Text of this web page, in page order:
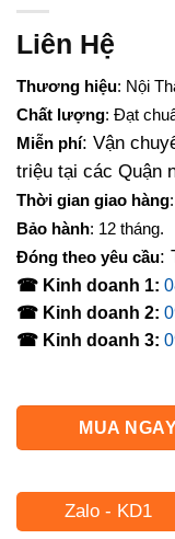
Liên Hệ
Thương hiệu: Nội
Chất lượng: Đạt
Miễn phí: Vận
triệu tại các Quận
Thời gian giao hàng
Bảo hành: 12 tháng.
Đóng theo yêu cầu:
☎ Kinh doanh 1:
☎ Kinh doanh 2:
☎ Kinh doanh 3:
MUA
Zalo - KD1